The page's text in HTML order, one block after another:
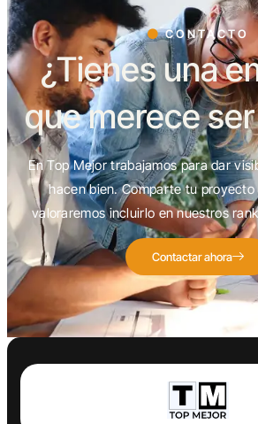
CONTACTO
¿Tienes una
que merece ser
En Top Mejor trabajamos para dar
hacen bien. Comparte tu
valoraremos incluirlo en nuestros
Contactar ahora